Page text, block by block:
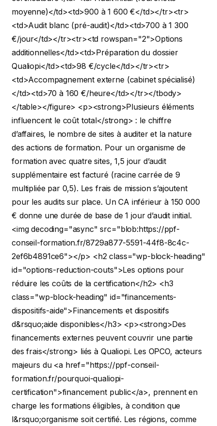
moyenne)</td><td>900 à 1 600 €</td></tr><tr>
<td>Audit blanc (pré-audit)</td><td>700 à 1 300
€/jour</td></tr><tr><td rowspan="2">Options
additionnelles</td><td>Préparation du dossier
Qualiopi</td><td>98 €/cycle</td></tr><tr>
<td>Accompagnement externe (cabinet spécialisé)
</td><td>70 à 160 €/heure</td></tr></tbody>
</table></figure> <p><strong>Plusieurs éléments
influencent le coût total</strong> : le chiffre
d’affaires, le nombre de sites à auditer et la nature
des actions de formation. Pour un organisme de
formation avec quatre sites, 1,5 jour d’audit
supplémentaire est facturé (racine carrée de 9
multipliée par 0,5). Les frais de mission s’ajoutent
pour les audits sur place. Un CA inférieur à 150 000
€ donne une durée de base de 1 jour d’audit initial.
<img decoding="async" src="blob:https://ppf-
conseil-formation.fr/8729a877-5591-44f8-8c4c-
2ef6b4891ce6"></p> <h2 class="wp-block-heading"
id="options-reduction-couts">Les options pour
réduire les coûts de la certification</h2> <h3
class="wp-block-heading" id="financements-
dispositifs-aide">Financements et dispositifs
d&rsquo;aide disponibles</h3> <p><strong>Des
financements externes peuvent couvrir une partie
des frais</strong> liés à Qualiopi. Les OPCO, acteurs
majeurs du <a href="https://ppf-conseil-
formation.fr/pourquoi-qualiopi-
certification">financement public</a>, prennent en
charge les formations éligibles, à condition que
l&rsquo;organisme soit certifié. Les régions, comme